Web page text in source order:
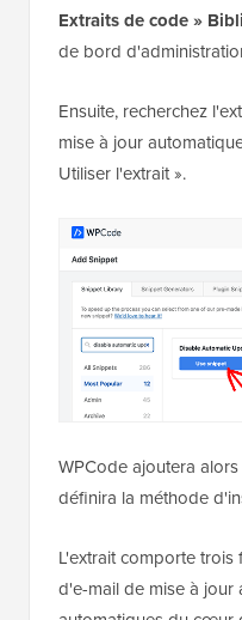
Extraits de code»
de bord
Ensuite, recherchez
mise à jour
Utiliser l'extrait ».
WPCode ajoutera
définira la méthode
L'extrait comporte
d'e-mail de mise à jour